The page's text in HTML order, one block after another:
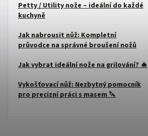
Petty / Utility nože – ideální do každé
kuchyně
Jak nabrousit nůž: Kompletní
průvodce na správné broušení nožů
Jak vybrat ideální nože na grilování? 🔥
Vykošťovací nůž: Nezbytný pomocník
pro precizní práci s masem 🔪